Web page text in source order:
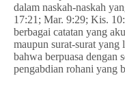
dalam naskah-naskah
17:21; Mar. 9:29; Kis.
berbagai catatan yang
maupun surat-surat
bahwa berpuasa dengan
pengabdian rohani yang